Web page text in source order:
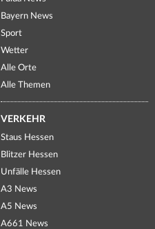
Bayern News
Sport
Wetter
Alle Orte
Alle Themen
VERKEHR
Staus Hessen
Blitzer Hessen
Unfälle Hessen
A3 News
A5 News
A661 News